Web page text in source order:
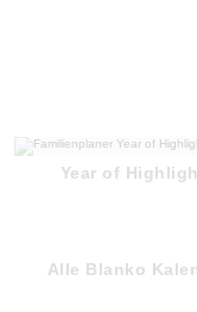
Year of
Alle Blanko